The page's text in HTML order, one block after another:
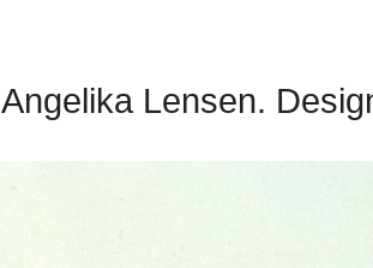
Angelika Lensen.